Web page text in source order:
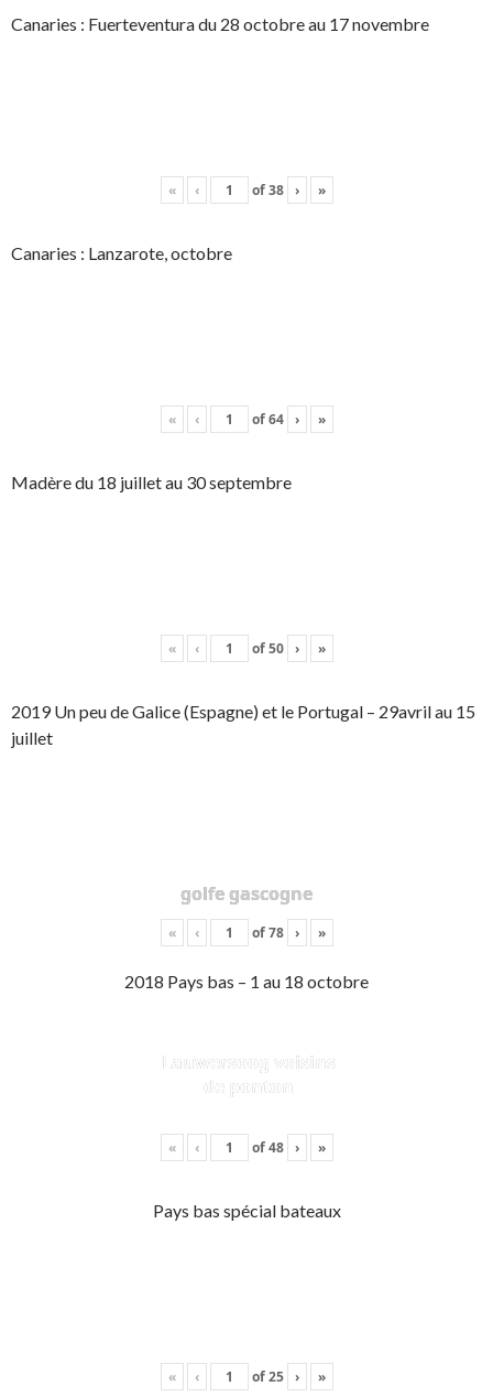
Canaries : Fuerteventura du 28 octobre au 17 novembre
« ‹ of38 › »
Canaries : Lanzarote, octobre
« ‹ of64 › »
Madère du 18 juillet au 30 septembre
« ‹ of50 › »
2019 Un peu de Galice (Espagne) et le Portugal – 29avril au 15
juillet
golfe gascogne
« ‹ of78 › »
2018 Pays bas – 1 au 18 octobre
Lauwersoog voisins
de ponton
« ‹ of48 › »
Pays bas spécial bateaux
« ‹ of25 › »